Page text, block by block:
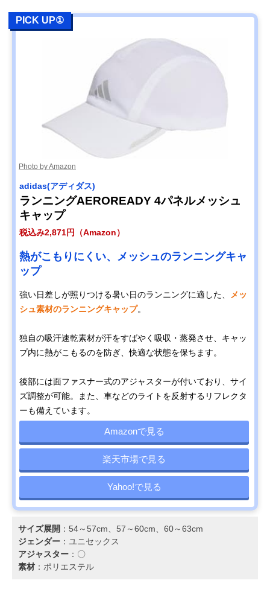
PICK UP①
Photo by Amazon
adidas(アディダス)
ランニングAEROREADY 4パネルメッシュ
キャップ
税込み2,871円（Amazon）
熱がこもりにくい、メッシュのランニングキャ
ップ
強い日差しが照りつける暑い日のランニングに適した、
メッ
シュ素材のランニングキャップ。
独自の吸汗速乾素材が汗をすばやく吸収・蒸発させ、キャッ
プ内に熱がこもるのを防ぎ、快適な状態を保ちます。
後部には面ファスナー式のアジャスターが付いており、サイ
ズ調整が可能。また、車などのライトを反射するリフレクタ
ーも備えています。
Amazonで見る
楽天市場で見る
Yahoo!で見る
サイズ展開 ：54～57cm、57～60cm、60～63cm
ジェンダー ：ユニセックス
アジャスター ：〇
素材 ：ポリエステル